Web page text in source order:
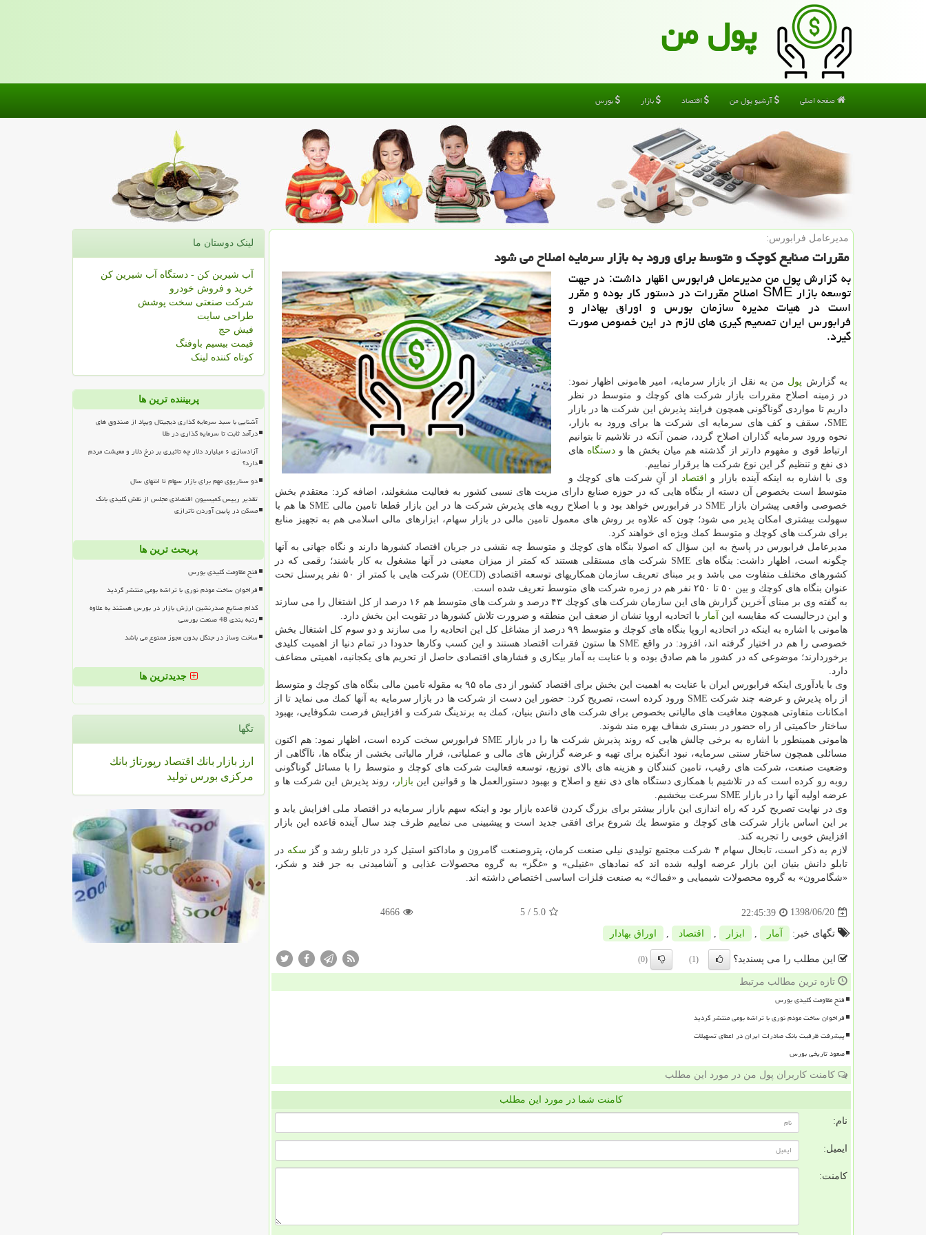
پول من
صفحه اصلی آرشیو پول من اقتصاد بازار بورس
مدیرعامل فرابورس:
مقررات صنایع كوچك و متوسط برای ورود به بازار سرمایه اصلاح می شود
به گزارش پول من مدیرعامل فرابورس اظهار داشت: در جهت
توسعه بازار SME اصلاح مقررات در دستور كار بوده و مقرر
است در هیات مدیره سازمان بورس و اوراق بهادار و
فرابورس ایران تصمیم گیری های لازم در این خصوص صورت
گیرد.
به گزارش پول من به نقل از بازار سرمایه، امیر هامونی اظهار نمود:
در زمینه اصلاح مقررات بازار شركت های كوچك و متوسط در نظر
داریم تا مواردی گوناگونی همچون فرایند پذیرش این شركت ها در بازار
SME، سقف و كف های سرمایه ای شركت ها برای ورود به بازار،
نحوه ورود سرمایه گذاران اصلاح گردد، ضمن آنكه در تلاشیم تا بتوانیم
ارتباط قوی و مفهوم دارتر از گذشته هم میان بخش ها ودستگاه های
ذی نفع و تنظیم گر این نوع شركت ها برقرار نماییم.
وی با اشاره به اینكه آینده بازار و
اقتصاد از آنِ شركت های كوچك و
متوسط است بخصوص آن دسته از بنگاه هایی كه در حوزه صنایع دارای مزیت های نسبی كشور به فعالیت مشغولند، اضافه كرد: معتقدم بخش
خصوصی واقعی پیشران بازار SME در فرابورس خواهد بود و با اصلاح رویه های پذیرش شركت ها در این بازار قطعا تامین مالی SME ها هم با
سهولت بیشتری امكان پذیر می شود؛ چون كه علاوه بر روش های معمول تامین مالی در بازار سهام، ابزارهای مالی اسلامی هم به تجهیز منابع
برای شركت های كوچك و متوسط كمك ویژه ای خواهند كرد.
مدیرعامل فرابورس در پاسخ به این سؤال كه اصولا بنگاه های كوچك و متوسط چه نقشی در جریان اقتصاد كشورها دارند و نگاه جهانی به آنها
چگونه است، اظهار داشت: بنگاه های SME شركت های مستقلی هستند كه كمتر از میزان معینی در آنها مشغول به كار باشند؛ رقمی كه در
كشورهای مختلف متفاوت می باشد و بر مبنای تعریف سازمان همكاریهای توسعه اقتصادی (OECD) شركت هایی با كمتر از ۵۰ نفر پرسنل تحت
عنوان بنگاه های كوچك و بین ۵۰ تا ۲۵۰ نفر هم در زمره شركت های متوسط تعریف شده است.
به گفته وی بر مبنای آخرین گزارش های این سازمان شركت های كوچك ۴۳ درصد و شركت های متوسط هم ۱۶ درصد از كل اشتغال را می سازند
و این درحالیست كه مقایسه این
آمار با اتحادیه اروپا نشان از ضعف این منطقه و ضرورت تلاش كشورها در تقویت این بخش دارد.
هامونی با اشاره به اینكه در اتحادیه اروپا بنگاه های كوچك و متوسط ۹۹ درصد از مشاغل كل این اتحادیه را می سازند و دو سوم كل اشتغال بخش
خصوصی را هم در اختیار گرفته اند، افزود: در واقع SME ها ستون فقرات اقتصاد هستند و این كسب وكارها حدودا در تمام دنیا از اهمیت كلیدی
برخوردارند؛ موضوعی كه در كشور ما هم صادق بوده و با عنایت به آمار بیكاری و فشارهای اقتصادی حاصل از تحریم های یكجانبه، اهمیتی مضاعف
دارد.
وی با یادآوری اینكه فرابورس ایران با عنایت به اهمیت این بخش برای اقتصاد كشور از دی ماه ۹۵ به مقوله تامین مالی بنگاه های كوچك و متوسط
از راه پذیرش و عرضه چند شركت SME ورود كرده است، تصریح كرد: حضور این دست از شركت ها در بازار سرمایه به آنها كمك می نماید تا از
امكانات متفاوتی همچون معافیت های مالیاتی بخصوص برای شركت های دانش بنیان، كمك به برندینگ شركت و افزایش فرصت شكوفایی، بهبود
ساختار حاكمیتی از راه حضور در بستری شفاف بهره مند شوند.
هامونی همینطور با اشاره به برخی چالش هایی كه روند پذیرش شركت ها را در بازار SME فرابورس سخت كرده است، اظهار نمود: هم اكنون
مسائلی همچون ساختار سنتی سرمایه، نبود انگیزه برای تهیه و عرضه گزارش های مالی و عملیاتی، فرار مالیاتی بخشی از بنگاه ها، ناآگاهی از
وضعیت صنعت، شركت های رقیب، تامین كنندگان و هزینه های بالای توزیع، توسعه فعالیت شركت های كوچك و متوسط را با مسائل گوناگونی
روبه رو كرده است كه در تلاشیم با همكاری دستگاه های ذی نفع و اصلاح و بهبود دستورالعمل ها و قوانین این بازار ، روند پذیرش این شركت ها و
عرضه اولیه آنها را در بازار SME سرعت ببخشیم.
وی در نهایت تصریح كرد كه راه اندازی این بازار بیشتر برای بزرگ كردن قاعده بازار بود و اینكه سهم بازار سرمایه در اقتصاد ملی افزایش یابد و
بر این اساس بازار شركت های كوچك و متوسط یك شروع برای افقی جدید است و پیشبینی می نماییم ظرف چند سال آینده قاعده این بازار
افزایش خوبی را تجربه كند.
لازم به ذكر است، تابحال سهام ۴ شركت مجتمع تولیدی نیلی صنعت كرمان، پتروصنعت گامرون و ماداكتو استیل كرد در تابلو رشد و گز
سكه در
تابلو دانش بنیان این بازار عرضه اولیه شده اند كه نمادهای «غنیلی» و «غگز» به گروه محصولات غذایی و آشامیدنی به جز قند و شكر،
«شگامرون» به گروه محصولات شیمیایی و «فماك» به صنعت فلزات اساسی اختصاص داشته اند.
1398/06/20
22:45:39
5.0
/ 5
4666
تگهای خبر: آمار ابزار اقتصاد اوراق بهادار
این مطلب را می پسندید؟ (1)
(0)
تازه ترین مطالب مرتبط
فتح مقاومت کلیدی بورس
فراخوان ساخت مودم نوری با تراشه بومی منتشر گردید
پیشرفت ظرفیت بانک صادرات ایران در اعطای تسهیلات
صعود تاریخی بورس
کامنت کاربران پول من در مورد این مطلب
کامنت شما در مورد این مطلب
نام:
ایمیل:
کامنت:
لینک دوستان ما
آب شیرین کن - دستگاه آب شیرین کن
خرید و فروش خودرو
شرکت صنعتی سخت پوشش
طراحی سایت
فیش حج
قیمت بیسیم باوفنگ
کوتاه کننده لینک
پربیننده ترین ها
آشنایی با سبد سرمایه گذاری دیجیتال ویپاد از صندوق های
درآمد ثابت تا سرمایه گذاری در طلا
آزادسازی ۶ میلیارد دلار چه تاثیری بر نرخ دلار و معیشت مردم
دارد؟
دو سناریوی مهم برای بازار سهام تا انتهای سال
تقدیر رییس کمیسیون اقتصادی مجلس از نقش کلیدی بانک
مسکن در پایین آوردن ناترازی
پربحث ترین ها
فتح مقاومت کلیدی بورس
فراخوان ساخت مودم نوری با تراشه بومی منتشر گردید
کدام صنایع صدرنشین ارزش بازار در بورس هستند به علاوه
رتبه بندی 48 صنعت بورسی
ساخت وساز در جنگل بدون مجوز ممنوع می باشد
جدیدترین ها
تگها
ارز بازار بانك اقتصاد رپورتاژ بانك
مركزی بورس تولید